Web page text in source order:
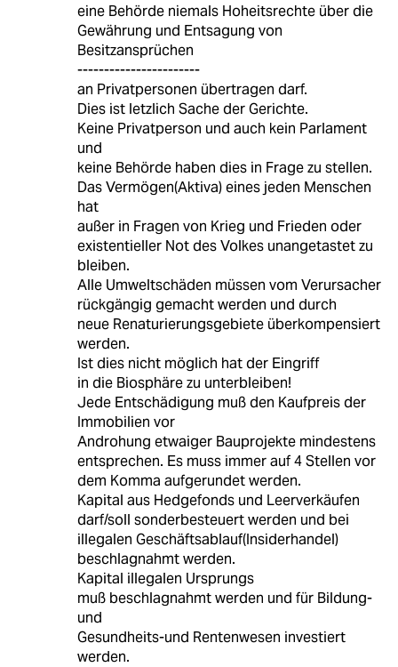
eine Behörde niemals Hoheitsrechte über die
Gewährung und Entsagung von
Besitzansprüchen
-----------------------
an Privatpersonen übertragen darf.
Dies ist letzlich Sache der Gerichte.
Keine Privatperson und auch kein Parlament
und
keine Behörde haben dies in Frage zu stellen.
Das Vermögen(Aktiva) eines jeden Menschen
hat
außer in Fragen von Krieg und Frieden oder
existentieller Not des Volkes unangetastet zu
bleiben.
Alle Umweltschäden müssen vom Verursacher
rückgängig gemacht werden und durch
neue Renaturierungsgebiete überkompensiert
werden.
Ist dies nicht möglich hat der Eingriff
in die Biosphäre zu unterbleiben!
Jede Entschädigung muß den Kaufpreis der
Immobilien vor
Androhung etwaiger Bauprojekte mindestens
entsprechen. Es muss immer auf 4 Stellen vor
dem Komma aufgerundet werden.
Kapital aus Hedgefonds und Leerverkäufen
darf/soll sonderbesteuert werden und bei
illegalen Geschäftsablauf(Insiderhandel)
beschlagnahmt werden.
Kapital illegalen Ursprungs
muß beschlagnahmt werden und für Bildung-
und
Gesundheits-und Rentenwesen investiert
werden.